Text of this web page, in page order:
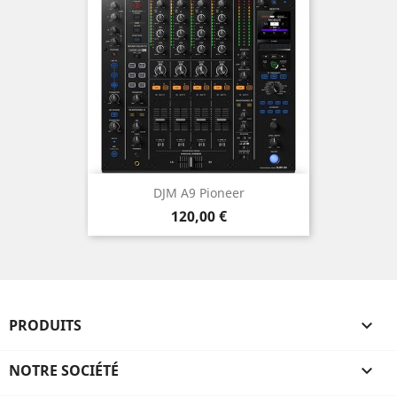
DJM A9 Pioneer
Prix
120,00 €
PRODUITS 
NOTRE SOCIÉTÉ 